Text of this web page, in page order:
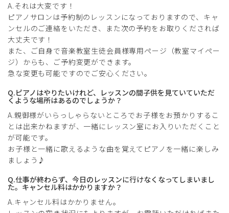
A.それは大変です！
ピアノサロンは予約制のレッスンになっておりますので、キャ
ンセルのご連絡をいただき、また次の予約をお取りくだされば
大丈夫です！
また、ご自身で音楽教室生徒会員様専用ページ（教室マイペー
ジ）からも、ご予約変更ができます。
急な変更も可能ですのでご安心ください。
Q.ピアノはやりたいけれど、レッスンの間子供を見ていていただ
くような場所はあるのでしょうか？
A.親御様がいらっしゃらないところでお子様をお預かりするこ
とは出来かねますが、一緒にレッスン室にお入りいただくこと
が可能です。
お子様と一緒に歌えるような曲を覚えてピアノを一緒に楽しみ
ましょう♪
Q.仕事が終わらず、今日のレッスンに行けなくなってしまいまし
た。キャンセル料はかかりますか？
A.キャンセル料はかかりません。